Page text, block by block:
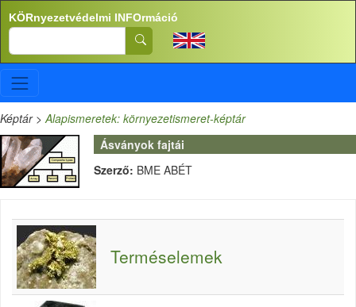
Ugrás a tartalomra
KÖRnyezetvédelmi INFOrmáció
Search
Képtár>Alapismeretek: környezetismeret-képtár
Ásványok fajtái
Szerző: BME ABÉT
Terméselemek